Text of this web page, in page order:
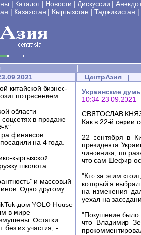
| Каталог | Новости | Дискуссии |
| Казахстан | Кыргызстан | Таджикистан |
|
китайской бизнес-
потрясением
области
соцсетях в продаже
К"
финансов
на 4 года.
кыргызской
школота.
и массовый
Одно другому
дом YOLO House
в мире
Остатки
без их участия, -
ЦентрАзия |
Украинские
10:34 23.09.2021
СВЯТОСЛАВ
Как в 22-й серии
22 сентября в
президента
чиновника, по
что сам Шефир
"Кто за этим
который я
на изменения
уехал на
"Покушение было
что Владимир